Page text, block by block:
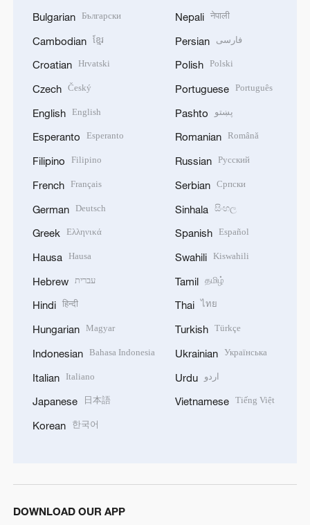
Bulgarian Български
Cambodian ខ្មែរ
Croatian Hrvatski
Czech Český
English English
Esperanto Esperanto
Filipino Filipino
French Français
German Deutsch
Greek Ελληνικά
Hausa Hausa
Hebrew עברית
Hindi हिन्दी
Hungarian Magyar
Indonesian Bahasa Indonesia
Italian Italiano
Japanese 日本語
Korean 한국어
Nepali नेपाली
Persian فارسی
Polish Polski
Portuguese Português
Pashto پښتو
Romanian Română
Russian Русский
Serbian Српски
Sinhala සිංහල
Spanish Español
Swahili Kiswahili
Tamil தமிழ்
Thai ไทย
Turkish Türkçe
Ukrainian Українська
Urdu اردو
Vietnamese Tiếng Việt
DOWNLOAD OUR APP